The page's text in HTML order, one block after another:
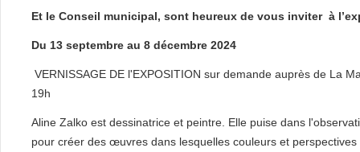
Et le Conseil municipal, sont heureux de vous inviter à
Du 13 septembre au 8 décembre 2024
VERNISSAGE DE l'EXPOSITION sur demande auprès de La
19h
Aline Zalko est dessinatrice et peintre. Elle puise dans
pour créer des œuvres dans lesquelles couleurs et